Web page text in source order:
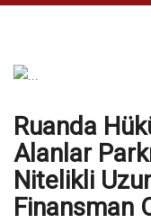
Ruanda
Alanlar
Nitelikli
Finansman